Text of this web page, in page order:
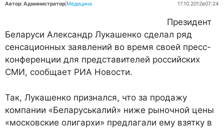
Автор: Администратор Медицина 17.10.2012в07:24
Президент
Беларуси Александр Лукашенко сделал ряд
сенсационных заявлений во время своей пресс-
конференции для представителей российских
СМИ, сообщает РИА Новости.
Так, Лукашенко признался, что за продажу
компании «Беларуськалий» ниже рыночной цены
«московские олигархи» предлагали ему взятку в